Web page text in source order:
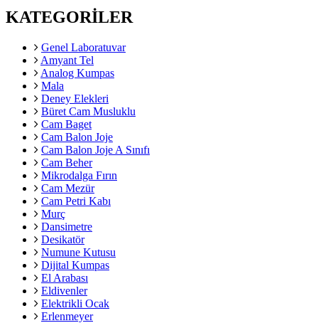
KATEGORİLER
Genel Laboratuvar
Amyant Tel
Analog Kumpas
Mala
Deney Elekleri
Büret Cam Musluklu
Cam Baget
Cam Balon Joje
Cam Balon Joje A Sınıfı
Cam Beher
Mikrodalga Fırın
Cam Mezür
Cam Petri Kabı
Murç
Dansimetre
Desikatör
Numune Kutusu
Dijital Kumpas
El Arabası
Eldivenler
Elektrikli Ocak
Erlenmeyer